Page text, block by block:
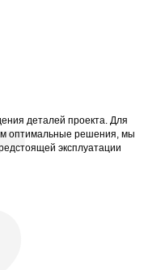
деталей проекта. Для
оптимальные решения, мы
эксплуатации